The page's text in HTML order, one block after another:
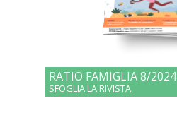
RATIO FAMIGLIA 8/2024
SFOGLIA LA RIVISTA